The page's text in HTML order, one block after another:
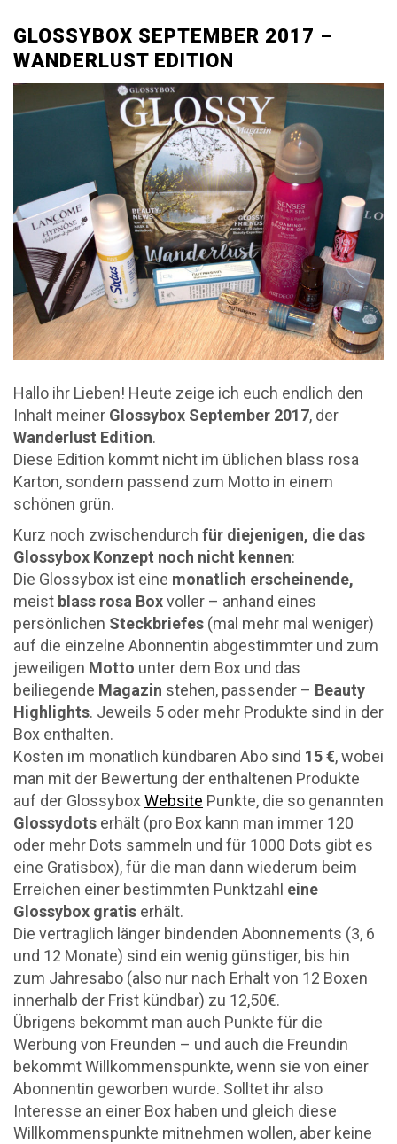
GLOSSYBOX SEPTEMBER 2017 –
WANDERLUST EDITION
Hallo ihr Lieben! Heute zeige ich euch endlich den
Inhalt meiner Glossybox September 2017, der
Wanderlust Edition.
Diese Edition kommt nicht im üblichen blass rosa
Karton, sondern passend zum Motto in einem
schönen grün.
Kurz noch zwischendurch für diejenigen, die das
Glossybox Konzept noch nicht kennen:
Die Glossybox ist eine monatlich erscheinende,
meist blass rosa Boxvoller – anhand eines
persönlichen Steckbriefes (mal mehr mal weniger)
auf die einzelne Abonnentin abgestimmter und zum
jeweiligen Motto unter dem Box und das
beiliegende Magazin stehen, passender – Beauty
Highlights. Jeweils 5 oder mehr Produkte sind in der
Box enthalten.
Kosten im monatlich kündbaren Abo sind 15 €, wobei
man mit der Bewertung der enthaltenen Produkte
auf der GlossyboxWebsite Punkte, die so genannten
Glossydots erhält (pro Box kann man immer 120
oder mehr Dots sammeln und für 1000 Dots gibt es
eine Gratisbox), für die man dann wiederum beim
Erreichen einer bestimmten Punktzahl eine
Glossybox gratis erhält.
Die vertraglich länger bindenden Abonnements (3, 6
und 12 Monate) sind ein wenig günstiger, bis hin
zum Jahresabo (also nur nach Erhalt von 12 Boxen
innerhalb der Frist kündbar) zu 12,50€.
Übrigens bekommt man auch Punkte für die
Werbung von Freunden – und auch die Freundin
bekommt Willkommenspunkte, wenn sie von einer
Abonnentin geworben wurde. Solltet ihr also
Interesse an einer Box haben und gleich diese
Willkommenspunkte mitnehmen wollen, aber keine